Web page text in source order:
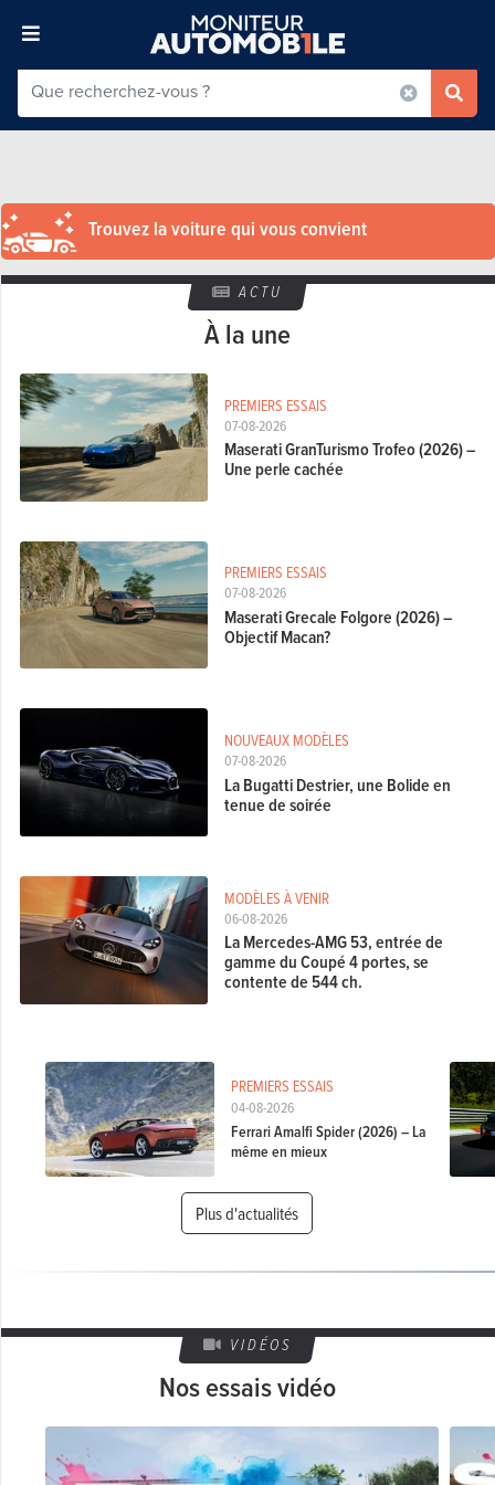
Trouvez la voiture qui vous convient
ACTU
À la une
PREMIERS ESSAIS
07-08-2026
Maserati GranTurismo Trofeo (2026) –
Une perle cachée
PREMIERS ESSAIS
07-08-2026
Maserati Grecale Folgore (2026) –
Objectif Macan?
NOUVEAUX MODÈLES
07-08-2026
La Bugatti Destrier, une Bolide en
tenue de soirée
MODÈLES À VENIR
06-08-2026
La Mercedes-AMG 53, entrée de
gamme du Coupé 4 portes, se
contente de 544 ch.
PREMIERS ESSAIS
04-08-2026
Ferrari Amalfi Spider (2026) – La
même en mieux
Plus d'actualités
VIDÉOS
Nos essais vidéo